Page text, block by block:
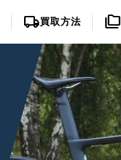
local_shipping買取方法 folder_copy